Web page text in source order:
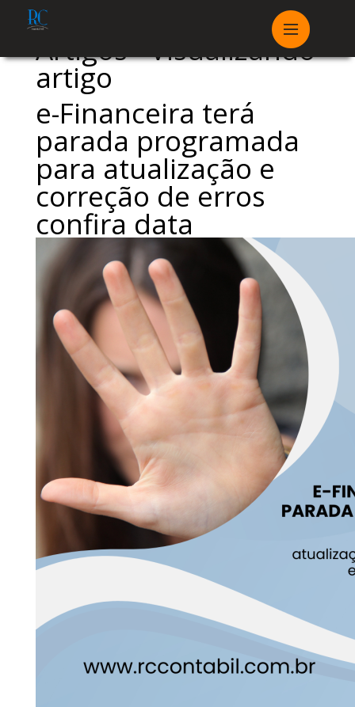
Artigos - Visualizando
artigo
e-Financeira terá
parada programada
para atualização e
correção de erros
confira data